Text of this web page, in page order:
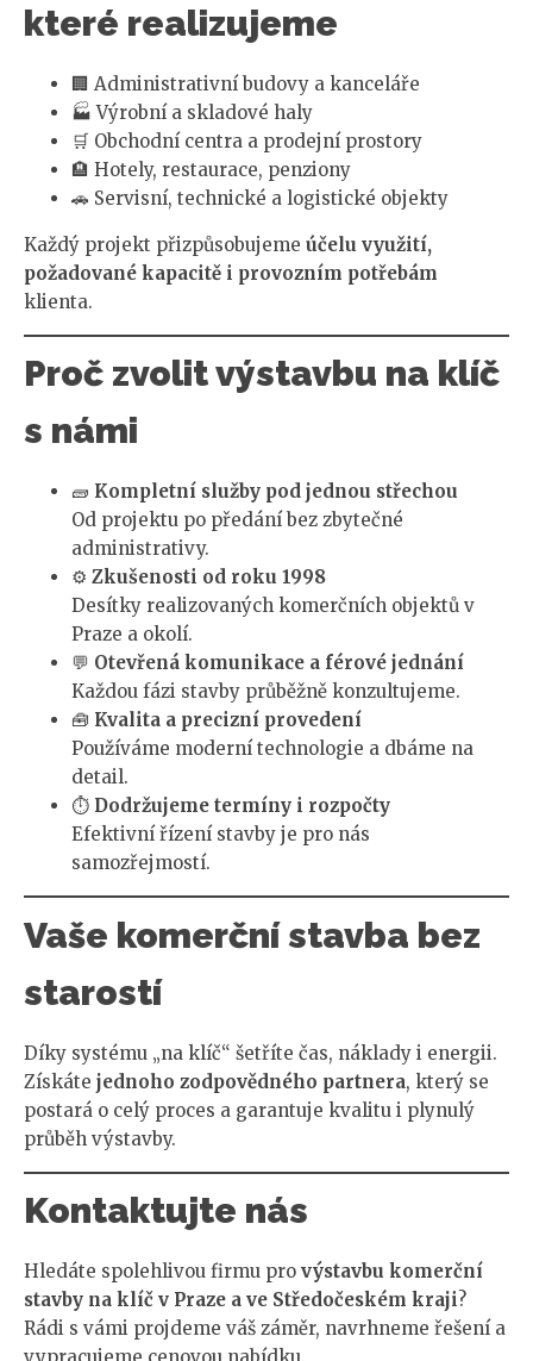
které realizujeme
🏢 Administrativní budovy a kanceláře
🏭 Výrobní a skladové haly
🛒 Obchodní centra a prodejní prostory
🏨 Hotely, restaurace, penziony
🚗 Servisní, technické a logistické objekty
Každý projekt přizpůsobujeme účelu využití,
požadované kapacitě i provozním potřebám
klienta.
Proč zvolit výstavbu na klíč
s námi
🧱 Kompletní služby pod jednou střechou
Od projektu po předání bez zbytečné
administrativy.
⚙️ Zkušenosti od roku 1998
Desítky realizovaných komerčních objektů v
Praze a okolí.
💬 Otevřená komunikace a férové jednání
Každou fázi stavby průběžně konzultujeme.
🧰 Kvalita a precizní provedení
Používáme moderní technologie a dbáme na
detail.
⏱️ Dodržujeme termíny i rozpočty
Efektivní řízení stavby je pro nás
samozřejmostí.
Vaše komerční stavba bez
starostí
Díky systému „na klíč“ šetříte čas, náklady i energii.
Získáte jednoho zodpovědného partnera, který se
postará o celý proces a garantuje kvalitu i plynulý
průběh výstavby.
Kontaktujte nás
Hledáte spolehlivou firmu pro výstavbu komerční
stavby na klíč v Praze a ve Středočeském kraji?
Rádi s vámi projdeme váš záměr, navrhneme řešení a